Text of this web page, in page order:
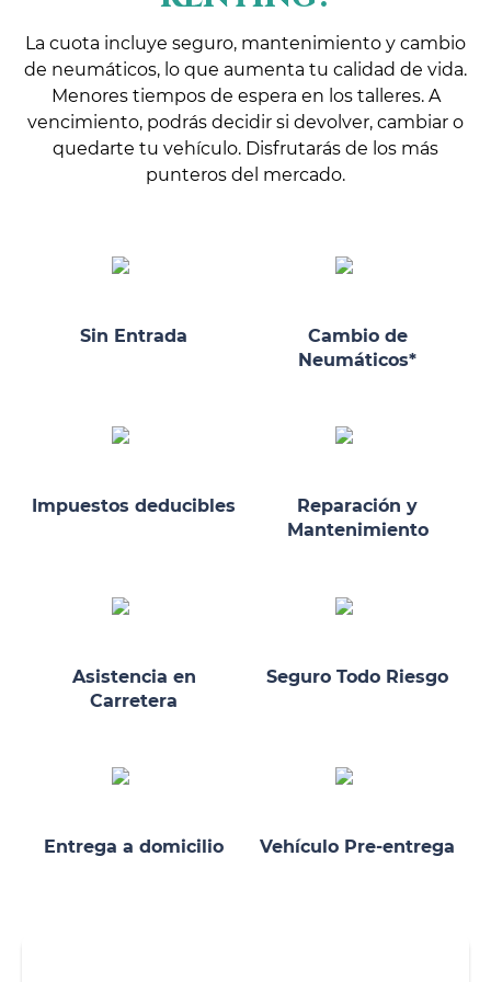
La cuota incluye seguro, mantenimiento y cambio
de neumáticos, lo que aumenta tu calidad de vida.
Menores tiempos de espera en los talleres. A
vencimiento, podrás decidir si devolver, cambiar o
quedarte tu vehículo. Disfrutarás de los más
punteros del mercado.
Sin Entrada
Cambio de
Neumáticos*
Impuestos deducibles
Reparación y
Mantenimiento
Asistencia en
Carretera
Seguro Todo Riesgo
Entrega a domicilio Vehículo Pre-entrega